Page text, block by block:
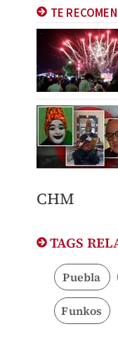
TE
CHM
TAGS
Puebla
Funkos